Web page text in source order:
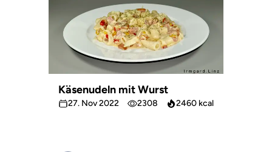
Käsenudeln mit Wurst
27. Nov 2022 2308 2460 kcal